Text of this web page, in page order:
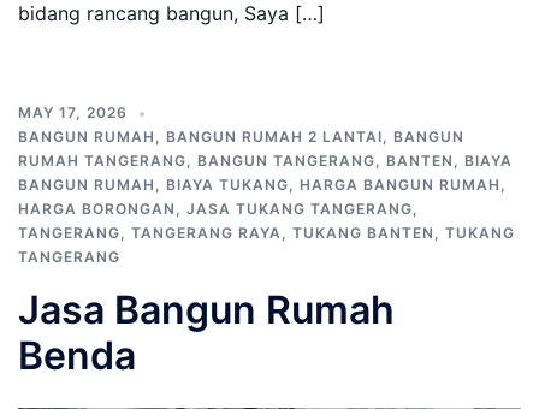
bidang rancang bangun, Saya […]
MAY 17, 2026
BANGUN RUMAH , BANGUN RUMAH 2 LANTAI, BANGUN
RUMAH TANGERANG, BANGUN TANGERANG, BANTEN , BIAYA
BANGUN RUMAH , BIAYA TUKANG, HARGA BANGUN RUMAH ,
HARGA BORONGAN , JASA TUKANG TANGERANG,
TANGERANG, TANGERANG RAYA, TUKANG BANTEN , TUKANG
TANGERANG
Jasa Bangun Rumah
Benda